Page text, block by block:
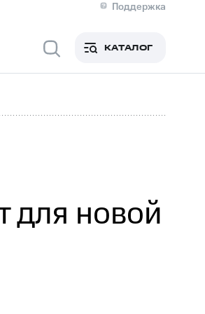
Поддержка
Медиа-центр
акций
КАТАЛОГ
для новой